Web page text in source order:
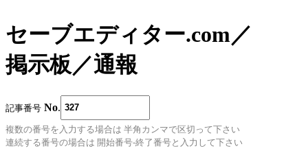
セーブエディター.com／
掲示板／通報
記事番号 No
複数の番号を入力する場合は 半角カンマで区切って下さい
連続する番号の場合は 開始番号-終了番号と入力して下さい